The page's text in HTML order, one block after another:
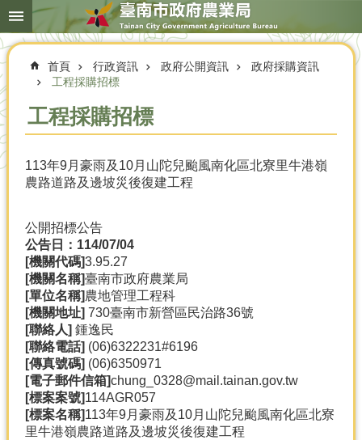
跳到主要內容區塊
搜
尋
進
簡
農
業
首頁 行政資訊 政府公開資訊
政府採購資訊
工程採購招標
工程採購招標
113年9月豪雨及10月山陀兒颱風南化區北寮里牛港嶺
農路道路及邊坡災後復建工程
公開招標公告
公告日：114/07/04
[機關代碼]3.95.27
[機關名稱]臺南市政府農業局
[單位名稱]農地管理工程科
[機關地址] 730臺南市新營區民治路36號
[聯絡人] 鍾逸民
[聯絡電話] (06)6322231#6196
[傳真號碼] (06)6350971
[電子郵件信箱]chung_0328@mail.tainan.gov.tw
[標案案號]114AGR057
[標案名稱]113年9月豪雨及10月山陀兒颱風南化區北寮
里牛港嶺農路道路及邊坡災後復建工程